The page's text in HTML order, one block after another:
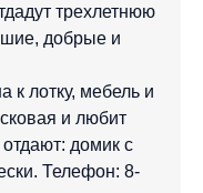
трехлетнюю
добрые и
к лотку, мебель и
и любит
домик с
Телефон: 8-